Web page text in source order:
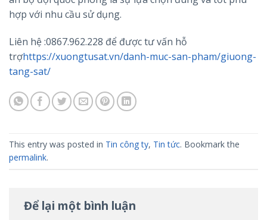
hợp với nhu cầu sử dụng.
Liên hệ :0867.962.228 để được tư vấn hỗ
trợhttps://xuongtusat.vn/danh-muc-san-pham/giuong-
tang-sat/
This entry was posted in Tin công ty, Tin tức. Bookmark the
permalink.
Để lại một bình luận